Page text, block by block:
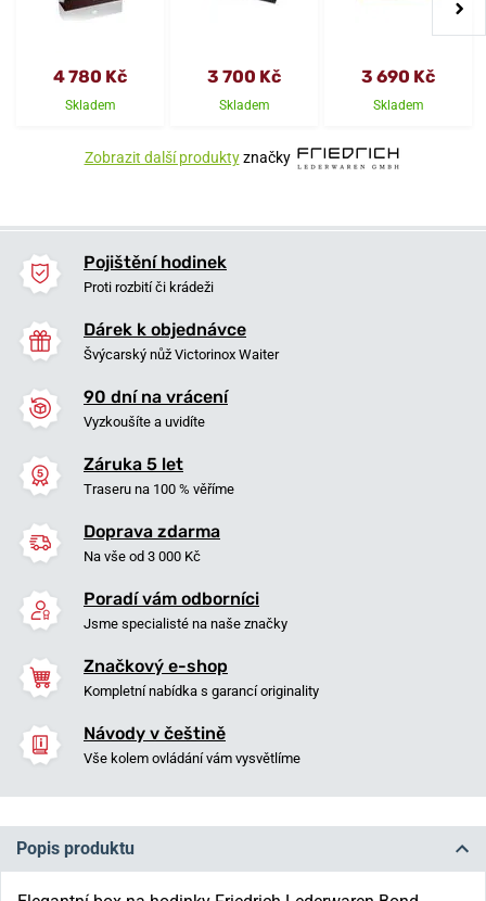
4 780 Kč
Skladem
3 700 Kč
Skladem
3 690 Kč
Skladem
Zobrazit další produktyznačky
Pojištění hodinek
Proti rozbití či krádeži
Dárek k objednávce
Švýcarský nůž Victorinox Waiter
90 dní na vrácení
Vyzkoušíte a uvidíte
Záruka 5 let
Traseru na 100 % věříme
Doprava zdarma
Na vše od 3 000 Kč
Poradí vám odborníci
Jsme specialisté na naše značky
Značkový e-shop
Kompletní nabídka s garancí originality
Návody v češtině
Vše kolem ovládání vám vysvětlíme
Popis produktu